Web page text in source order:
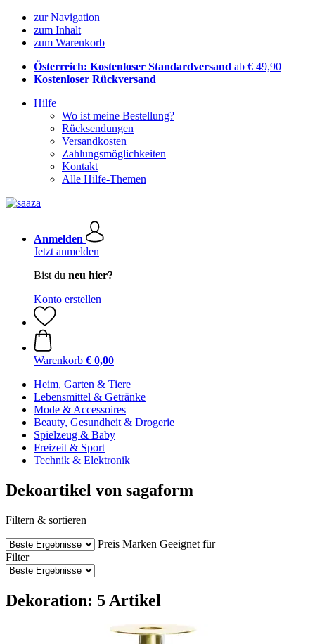
zur Navigation
zum Inhalt
zum Warenkorb
Österreich: Kostenloser Standardversand ab € 49,90
Kostenloser Rückversand
Hilfe
Wo ist meine Bestellung?
Rücksendungen
Versandkosten
Zahlungsmöglichkeiten
Kontakt
Alle Hilfe-Themen
Anmelden
Jetzt anmelden
Bist du neu hier?
Konto erstellen
Warenkorb € 0,00
Heim, Garten & Tiere
Lebensmittel & Getränke
Mode & Accessoires
Beauty, Gesundheit & Drogerie
Spielzeug & Baby
Freizeit & Sport
Technik & Elektronik
Dekoartikel von sagaform
Filtern & sortieren
Preis Marken Geeignet für
Filter
Dekoration: 5 Artikel